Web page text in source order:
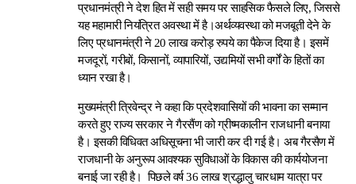
प्रधानमंत्री ने देश हित में सही समय पर साहसिक फैसले लिए, जिससे
यह महामारी नियंत्रित अवस्था में है।अर्थव्यवस्था को मजबूती देने के
लिए प्रधानमंत्री ने 20 लाख करोड़ रुपये का पैकेज दिया है। इसमें
मजदूरों, गरीबों, किसानों, व्यापारियों, उद्यमियों सभी वर्गों के हितों का
ध्यान रखा है।
मुख्यमंत्री त्रिवेन्द्र ने कहा कि प्रदेशवासियों की भावना का सम्मान
करते हुए राज्य सरकार ने गैरसैंण को ग्रीष्मकालीन राजधानी बनाया
है। इसकी विधिवत अधिसूचना भी जारी कर दी गई है। अब गैरसैण में
राजधानी के अनुरूप आवश्यक सुविधाओं के विकास की कार्ययोजना
बनाई जा रही है। पिछले वर्ष 36 लाख श्रद्धालु चारधाम यात्रा पर